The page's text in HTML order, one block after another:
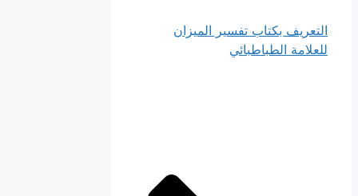
التعريف بكتاب تفسير الميزان
للعلامة الطباطبائي